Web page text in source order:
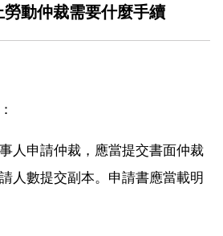
動仲裁需要什麼手續
人申請仲裁，應當提交書面仲裁
人數提交副本。申請書應當載明